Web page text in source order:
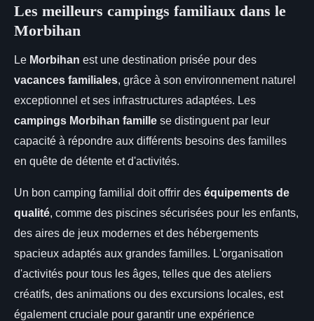
Les meilleurs campings familiaux dans le
Morbihan
Le Morbihan est une destination prisée pour des
vacances familiales , grâce à son environnement naturel
exceptionnel et ses infrastructures adaptées. Les
campings Morbihan famille se distinguent par leur
capacité à répondre aux différents besoins des familles
en quête de détente et d'activités.
Un bon camping familial doit offrir des équipements de
qualité , comme des piscines sécurisées pour les enfants,
des aires de jeux modernes et des hébergements
spacieux adaptés aux grandes familles. L'organisation
d'activités pour tous les âges, telles que des ateliers
créatifs, des animations ou des excursions locales, est
également cruciale pour garantir une expérience